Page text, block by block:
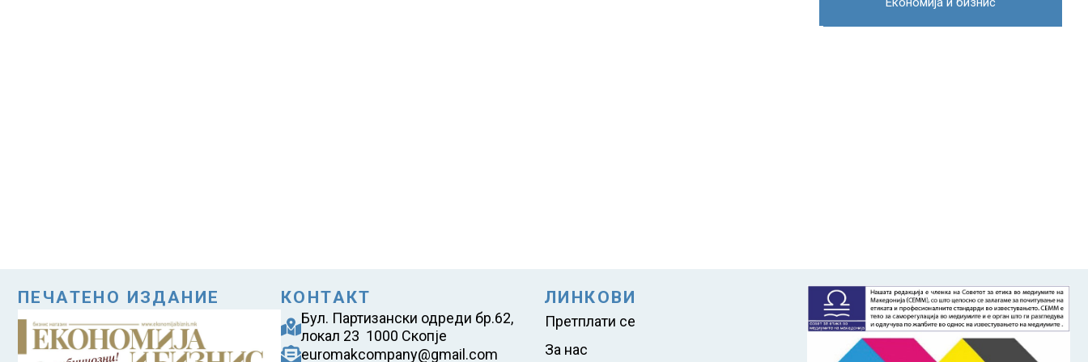
ПЕЧАТЕНО ИЗДАНИЕ КОНТАКТ
Бул. Партизански одреди бр.62,
локал 23 1000 Скопје
euromakcompany@gmail.com
ЛИНКОВИ
Претплати се
За нас